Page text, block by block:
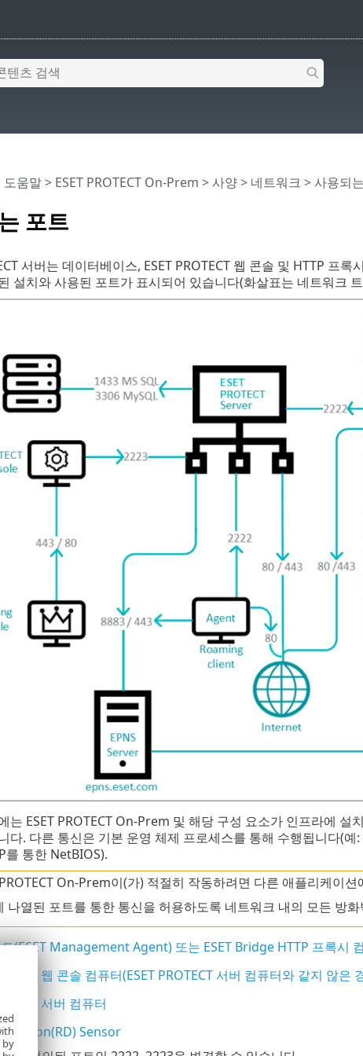
포트
도움말> ESET PROTECT On-Prem >사양> 네트워크 > 사용되
서버는 데이터베이스, ESET PROTECT 웹 콘솔 및 HTTP 프
설치와 사용된 포트가 표시되어 있습니다(화살표는 네트워크
는 ESET PROTECT On-Prem 및 해당 구성 요소가 인프라에
다. 다른 통신은 기본 운영 체제 프로세스를 통해 수행됩니다(
를 통한 NetBIOS).
On-Prem이(가) 적절히 작동하려면 다른 애플리케이
나열된 포트를 통한 통신을 허용하도록 네트워크 내의 모든 방
(ESET Management Agent) 또는 ESET Bridge HTTP 프록시
웹 콘솔 컴퓨터(ESET PROTECT 서버 컴퓨터와 같지 않은
서버 컴퓨터
Sensor
by